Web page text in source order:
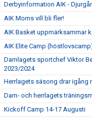
Derbyinformation AIK -
AIK Moms vill bli fler!
AIK Basket uppmärksammar
AIK Elite Camp
Damlagets sportchef Viktor
2023/2024
Herrlagets säsong drar igång
Dam- och herrlagets
Kickoff Camp 14-17 Augusti